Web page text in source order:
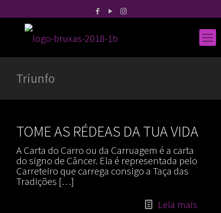
Triunfo
TOME AS RÉDEAS DA TUA VIDA
A Carta do Carro ou da Carruagem é a carta
do signo de Câncer. Ela é representada pelo
Carreteiro que carrega consigo a Taça das
Tradições […]
Leia mais